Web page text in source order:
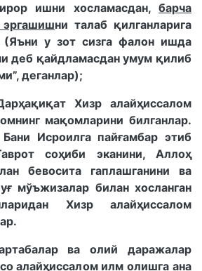
ишни хосламасдан, барча
ни талаб қилганларига
(Яъни у зот сизга фалон ишда
деб қайдламасдан умум қилиб
деганлар);
Хизр алайҳиссалом
мақомларини билганлар.
Исроилга пайғамбар этиб
соҳиби эканини, Аллоҳ
бевосита гаплашганини ва
мўъжизалар билан хосланган
Хизр алайҳиссалом
ва олий даражалар
алайҳиссалом илм олишга ана